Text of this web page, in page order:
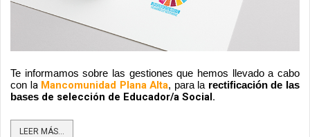
Te informamos sobre las gestiones que hemos llevado a cabo
con la Mancomunidad Plana Alta, para la rectificación de las
bases de selección de Educador/a Social.
LEER MÁS...